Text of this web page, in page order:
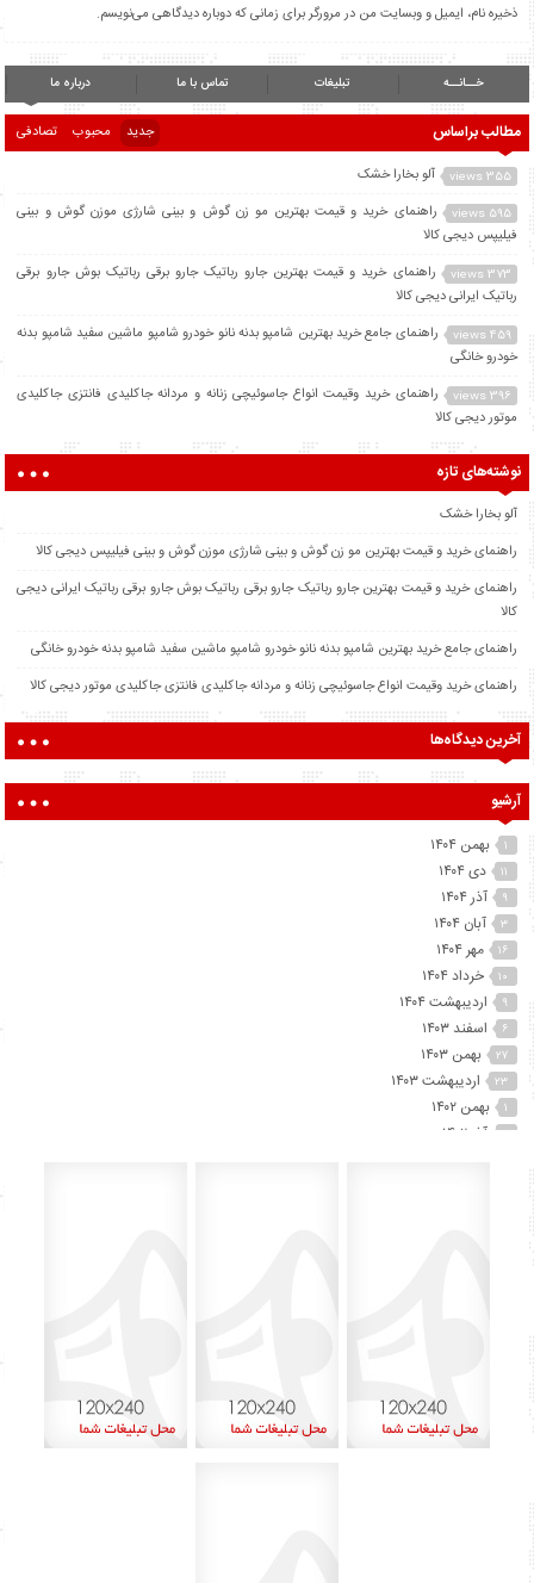
ذخیره نام، ایمیل و وبسایت من در مرورگر برای زمانی که دوباره دیدگاهی می‌نویسم.
خــانــه تبلیغات تماس با ما درباره ما
مطالب براساس جدید محبوب تصادفی
355 views آلو بخارا خشک
595 views
راهنمای خرید و قیمت بهترین مو زن گوش و بینی شارژی موزن گوش و بینی
فیلیپس دیجی کالا
373 views
راهنمای خرید و قیمت بهترین جارو رباتیک جارو برقی رباتیک بوش جارو برقی
رباتیک ایرانی دیجی کالا
459 views
راهنمای جامع خرید بهترین شامپو بدنه نانو خودرو شامپو ماشین سفید شامپو بدنه
خودرو خانگی
396 views
راهنمای خرید وقیمت انواع جاسوئیچی زنانه و مردانه جاکلیدی فانتزی جاکلیدی
موتور دیجی کالا
نوشته‌های تازه
آلو بخارا خشک
راهنمای خرید و قیمت بهترین مو زن گوش و بینی شارژی موزن گوش و بینی فیلیپس دیجی کالا
راهنمای خرید و قیمت بهترین جارو رباتیک جارو برقی رباتیک بوش جارو برقی رباتیک ایرانی دیجی
کالا
راهنمای جامع خرید بهترین شامپو بدنه نانو خودرو شامپو ماشین سفید شامپو بدنه خودرو خانگی
راهنمای خرید وقیمت انواع جاسوئیچی زنانه و مردانه جاکلیدی فانتزی جاکلیدی موتور دیجی کالا
آخرین دیدگاه‌ها
آرشیو
بهمن ۱۴۰۴
دی ۱۴۰۴
آذر ۱۴۰۴
آبان ۱۴۰۴ ۳
مهر ۱۴۰۴ ۱۶
خرداد ۱۴۰۴
اردیبهشت ۱۴۰۴
اسفند ۱۴۰۳ ۶
بهمن ۱۴۰۳ ۲۷
اردیبهشت ۱۴۰۳ ۲۳
بهمن ۱۴۰۲
آذر ۱۴۰۲ ۲
دی ۱۳۹۹
شهریور ۱۳۹۹